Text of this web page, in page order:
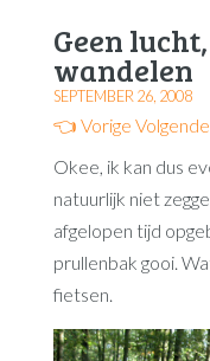
Geen
wandelen
SEPTEMBER 26, 2008
👈 Vorige
Okee, ik kan dus
natuurlijk niet
afgelopen tijd
prullenbak gooi.
fietsen.